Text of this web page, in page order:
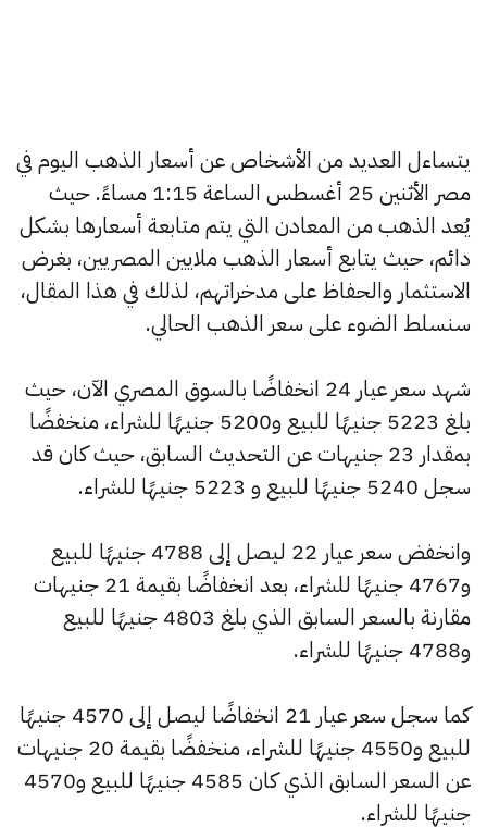
يتساءل العديد من الأشخاص عن أسعار الذهب اليوم في
مصر الأثنين 25 أغسطس الساعة 1:15 مساءً. حيث
يُعد الذهب من المعادن التي يتم متابعة أسعارها بشكل
دائم، حيث يتابع أسعار الذهب ملايين المصريين، بغرض
الاستثمار والحفاظ على مدخراتهم، لذلك في هذا المقال،
سنسلط الضوء على سعر الذهب الحالي.
شهد سعر عيار 24 انخفاضًا بالسوق المصري الآن، حيث
بلغ 5223 جنيهًا للبيع و5200 جنيهًا للشراء، منخفضًا
بمقدار 23 جنيهات عن التحديث السابق، حيث كان قد
سجل 5240 جنيهًا للبيع و 5223 جنيهًا للشراء.
وانخفض سعر عيار 22 ليصل إلى 4788 جنيهًا للبيع
و4767 جنيهًا للشراء، بعد انخفاضًا بقيمة 21 جنيهات
مقارنة بالسعر السابق الذي بلغ 4803 جنيهًا للبيع
و4788 جنيهًا للشراء.
كما سجل سعر عيار 21 انخفاضًا ليصل إلى 4570 جنيهًا
للبيع و4550 جنيهًا للشراء، منخفضًا بقيمة 20 جنيهات
عن السعر السابق الذي كان 4585 جنيهًا للبيع و4570
جنيهًا للشراء.